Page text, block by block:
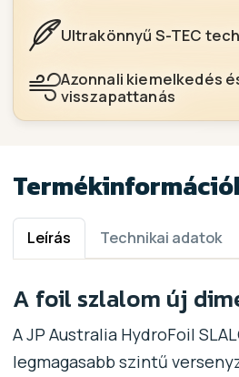
Ultrakönnyű S-TEC
Azonnali kiemelkedés
visszapattanás
Leírás Technikai adatok
A foil szlalom új
A JP Australia HydroFoil
legmagasabb szintű